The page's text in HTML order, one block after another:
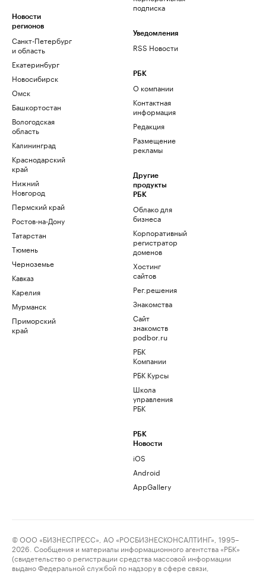
Новости
регионов
Санкт-Петербург
и область
Екатеринбург
Новосибирск
Омск
Башкортостан
Вологодская
область
Калининград
Краснодарский
край
Нижний
Новгород
Пермский край
Ростов-на-Дону
Татарстан
Тюмень
Черноземье
Кавказ
Карелия
Мурманск
Приморский
край
подписка
Уведомления
RSS Новости
РБК
О компании
Контактная
информация
Редакция
Размещение
рекламы
Другие
продукты
РБК
Облако для
бизнеса
Корпоративный
регистратор
доменов
Хостинг
сайтов
Рег.решения
Знакомства
Сайт
знакомств
podbor.ru
РБК
Компании
РБК Курсы
Школа
управления
РБК
РБК
Новости
iOS
Android
AppGallery
© ООО «БИЗНЕСПРЕСС», АО «РОСБИЗНЕСКОНСАЛТИНГ», 1995–
2026. Сообщения и материалы информационного агентства «РБК»
(свидетельство о регистрации средства массовой информации
выдано Федеральной службой по надзору в сфере связи,